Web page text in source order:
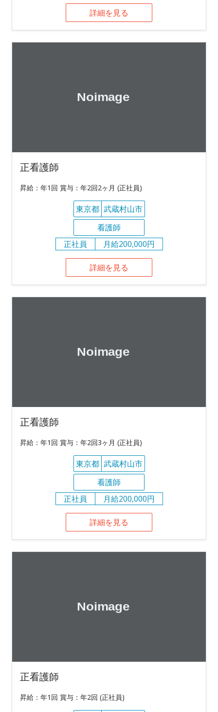
詳細を見る
正看護師
昇給：年1回 賞与：年2回2ヶ月 (正社員)
東京都 武蔵村山市
看護師
正社員
月給200,000円
詳細を見る
正看護師
昇給：年1回 賞与：年2回3ヶ月 (正社員)
東京都 武蔵村山市
看護師
正社員
月給200,000円
詳細を見る
正看護師
昇給：年1回 賞与：年2回 (正社員)